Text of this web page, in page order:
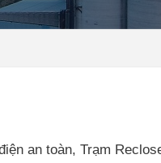
an toàn, Trạm